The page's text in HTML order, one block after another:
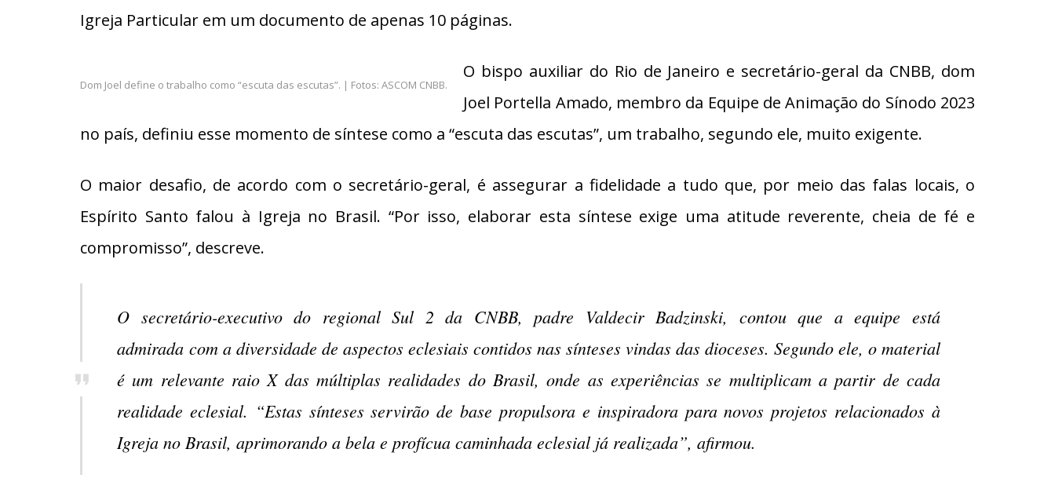
Igreja Particular em um documento de apenas 10 páginas.
Dom Joel define o trabalho como “escuta das escutas”. | Fotos: ASCOM CNBB.
O bispo auxiliar do Rio de Janeiro e secretário-geral da CNBB, dom
Joel Portella Amado, membro da Equipe de Animação do Sínodo 2023
no país, definiu esse momento de síntese como a “escuta das escutas”, um trabalho, segundo ele, muito exigente.
O maior desafio, de acordo com o secretário-geral, é assegurar a fidelidade a tudo que, por meio das falas locais, o
Espírito Santo falou à Igreja no Brasil. “Por isso, elaborar esta síntese exige uma atitude reverente, cheia de fé e
compromisso”, descreve.
O secretário-executivo do regional Sul 2 da CNBB, padre Valdecir Badzinski, contou que a equipe está
admirada com a diversidade de aspectos eclesiais contidos nas sínteses vindas das dioceses. Segundo ele, o material
é um relevante raio X das múltiplas realidades do Brasil, onde as experiências se multiplicam a partir de cada
realidade eclesial. “Estas sínteses servirão de base propulsora e inspiradora para novos projetos relacionados à
Igreja no Brasil, aprimorando a bela e profícua caminhada eclesial já realizada”, afirmou.